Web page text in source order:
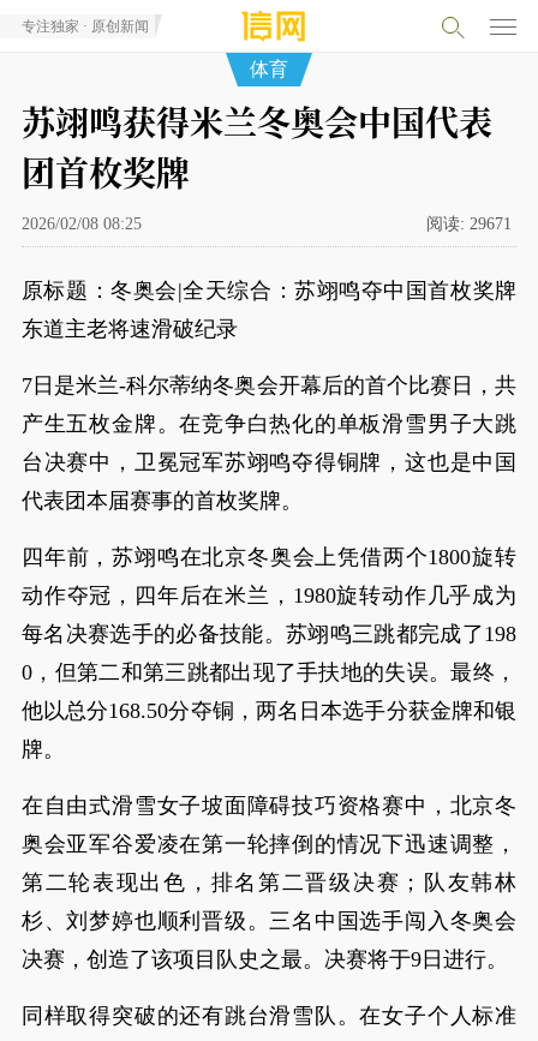
专注独家 · 原创新闻
体育
苏翊鸣获得米兰冬奥会中国代表
团首枚奖牌
2026/02/08 08:25 阅读: 29671
原标题：冬奥会|全天综合：苏翊鸣夺中国首枚奖牌
东道主老将速滑破纪录
7日是米兰-科尔蒂纳冬奥会开幕后的首个比赛日，共
产生五枚金牌。在竞争白热化的单板滑雪男子大跳
台决赛中，卫冕冠军苏翊鸣夺得铜牌，这也是中国
代表团本届赛事的首枚奖牌。
四年前，苏翊鸣在北京冬奥会上凭借两个1800旋转
动作夺冠，四年后在米兰，1980旋转动作几乎成为
每名决赛选手的必备技能。苏翊鸣三跳都完成了198
0，但第二和第三跳都出现了手扶地的失误。最终，
他以总分168.50分夺铜，两名日本选手分获金牌和银
牌。
在自由式滑雪女子坡面障碍技巧资格赛中，北京冬
奥会亚军谷爱凌在第一轮摔倒的情况下迅速调整，
第二轮表现出色，排名第二晋级决赛；队友韩林
杉、刘梦婷也顺利晋级。三名中国选手闯入冬奥会
决赛，创造了该项目队史之最。决赛将于9日进行。
同样取得突破的还有跳台滑雪队。在女子个人标准